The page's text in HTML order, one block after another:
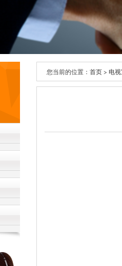
您当前的位置： 首页> 电